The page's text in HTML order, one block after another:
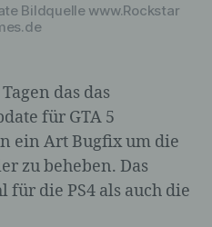
Bildquelle www.Rockstar
das das
für GTA 5
ein Art Bugfix um die
zu beheben. Das
für die PS4 als auch die